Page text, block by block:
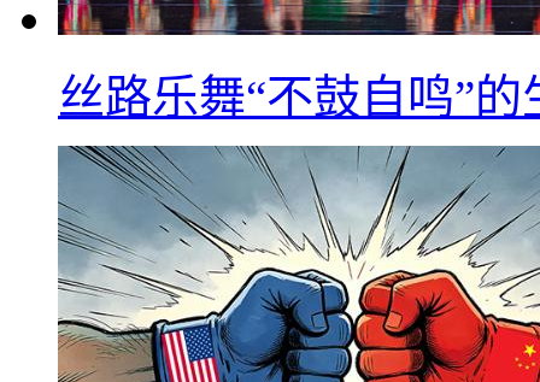
丝路乐舞“不鼓自鸣”